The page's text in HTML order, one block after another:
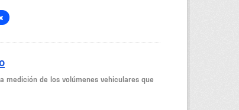
medición de los volúmenes vehiculares que